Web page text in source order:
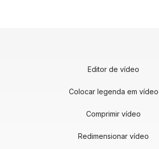
Editor de vídeo
Colocar legenda em vídeo
Comprimir vídeo
Redimensionar vídeo